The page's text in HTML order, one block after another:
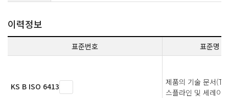
이력정보
표준번호 표준명
KS B ISO 6413
제품의 기술 문서
스플라인 및 세레이